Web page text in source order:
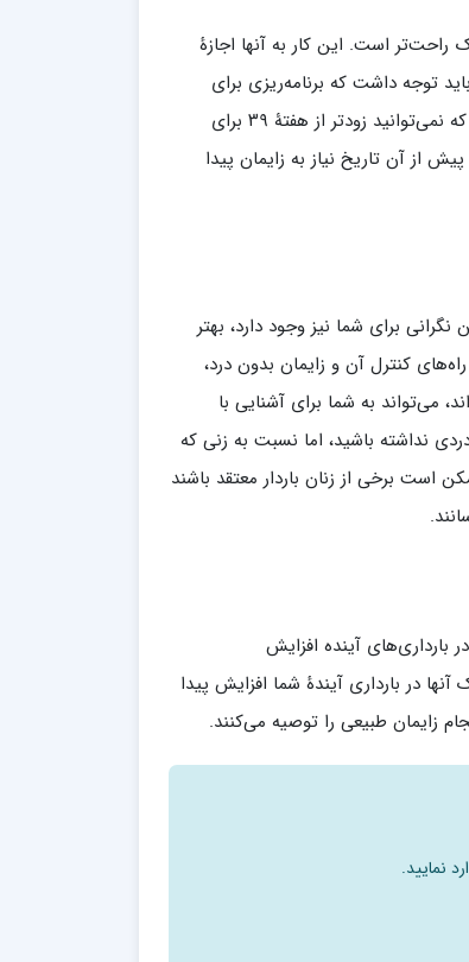
راحت‌تر است. این کار به آنها اجازۀ
توجه داشت که برنامه‌ریزی برای
سزارین حتماً به معنای این نیست که کودک تا آن تاریخ برای تولد صبر می‌کند. درحالی‌ که نمی‌توانید زودتر از هفتۀ ۳۹ برای
از آن تاریخ نیاز به زایمان پیدا
برای شما نیز وجود دارد، بهتر
کنترل آن و زایمان بدون درد،
می‌تواند به شما برای آشنایی با
نداشته باشید، اما نسبت به زنی که
است برخی از زنان باردار معتقد باشند
آینده افزایش
در بارداری آیندۀ شما افزایش پیدا
زایمان طبیعی را توصیه می‌کنند.
نمایید.